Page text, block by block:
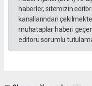
haberler, sitemizin
kanallarından
muhataplar haberi
editörü sorumlu